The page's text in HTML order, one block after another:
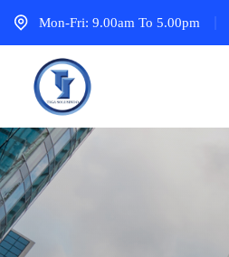
Mon-Fri: 9.00am To 5.00pm